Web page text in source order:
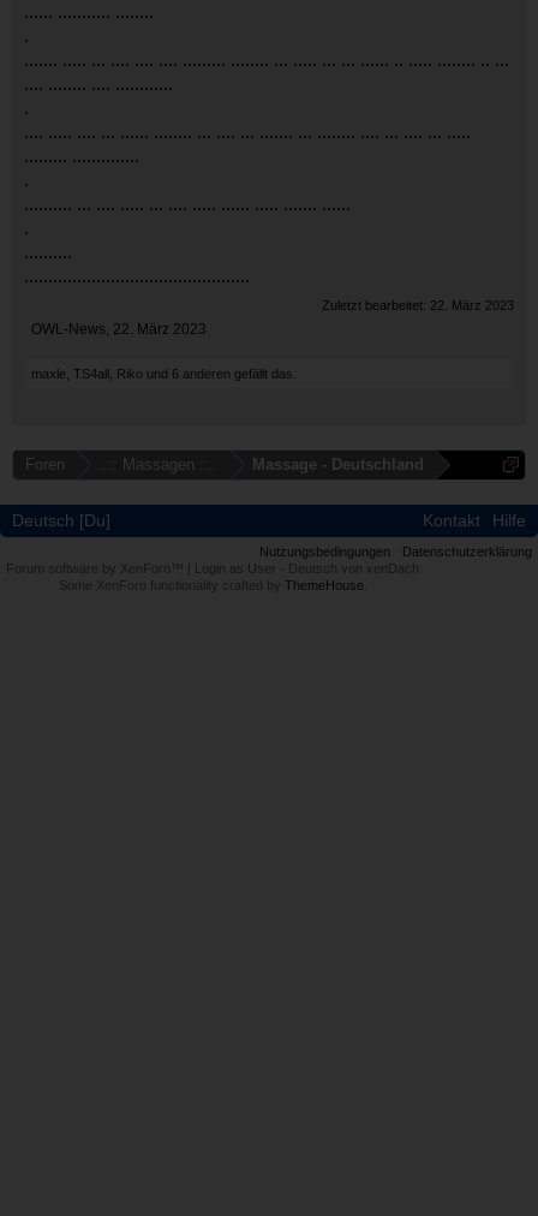
...... ........... ........
.
....... ..... ... .... .... .... ......... ........ ... ..... ... ... ...... .. ..... ........ .. ...
.... ........ .... ............
.
.... ..... .... ... ...... ........ ... .... ... ....... ... ........ .... ... .... ... .....
......... ..............
.
.......... ... .... ..... ... .... ..... ...... ..... ....... ......
.
..........
...............................................
Zuletzt bearbeitet: 22. März 2023
OWL-News, 22. März 2023
maxle, TS4all , Riko und 6 anderen gefällt das.
Foren ..:: Massagen ::.. Massage - Deutschland
Deutsch [Du] Kontakt Hilfe
Nutzungsbedingungen
Datenschutzerklärung
Forum software by XenForo™
Login as User - Deutsch von xenDach
Some XenForo functionality crafted by ThemeHouse.